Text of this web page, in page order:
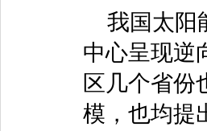
我国太阳
中心呈现逆
区几个省份
模，也均提